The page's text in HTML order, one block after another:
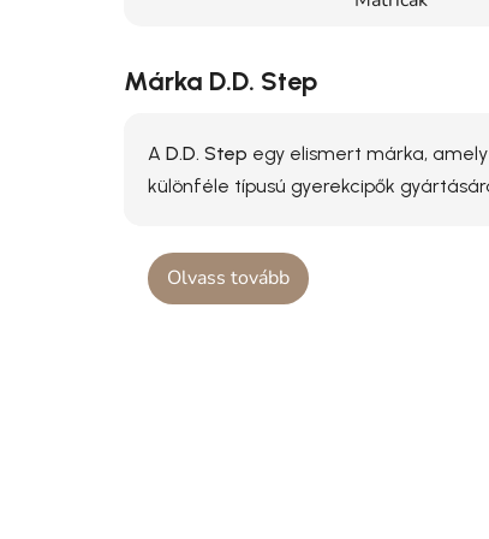
Márka D.D. Step
A D.D. Step egy elismert márka, amely
különféle típusú gyerekcipők
Olvass tovább